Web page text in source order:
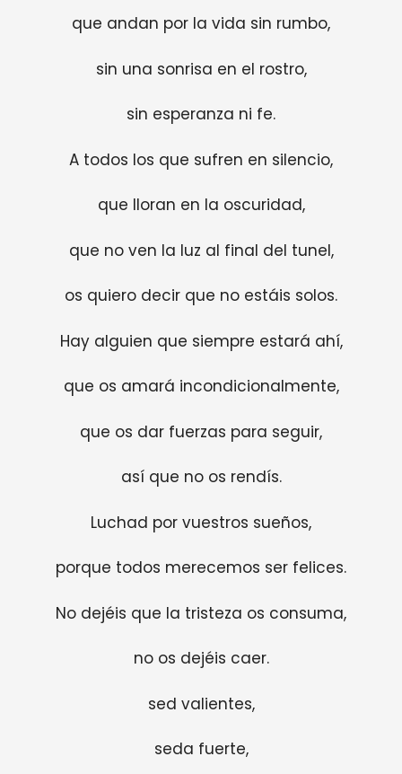
que andan por la vida sin rumbo,
sin una sonrisa en el rostro,
sin esperanza ni fe.
A todos los que sufren en silencio,
que lloran en la oscuridad,
que no ven la luz al final del tunel,
os quiero decir que no estáis solos.
Hay alguien que siempre estará ahí,
que os amará incondicionalmente,
que os dar fuerzas para seguir,
así que no os rendís.
Luchad por vuestros sueños,
porque todos merecemos ser felices.
No dejéis que la tristeza os consuma,
no os dejéis caer.
sed valientes,
seda fuerte,